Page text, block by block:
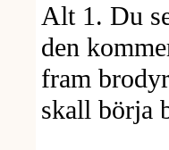
Alt 1. Du
den
fram
skall börja